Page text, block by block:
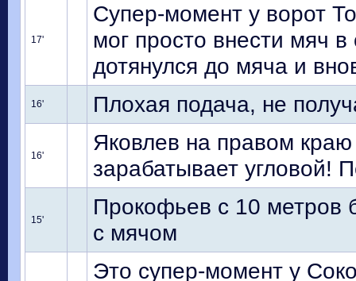
17'
Супер-момент у ворот
мог просто внести мяч
дотянулся до мяча и
16' Плохая подача, не
16'
Яковлев на правом
зарабатывает угловой!
15'
Прокофьев с 10 метров
с мячом
Это супер-момент у